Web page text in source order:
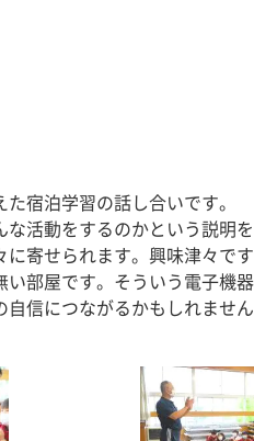
宿泊学習の話し合いです。
活動をするのかという説明
寄せられます。興味津々で
部屋です。そういう電子機
信につながるかもしれませ